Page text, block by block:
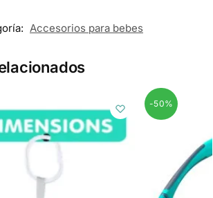
Accesorios para bebes
-50%